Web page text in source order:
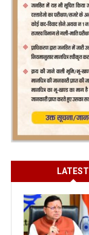
LATEST